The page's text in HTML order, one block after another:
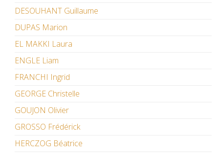
DESOUHANT Guillaume
DUPAS Marion
EL MAKKI Laura
ENGLE Liam
FRANCHI Ingrid
GEORGE Christelle
GOUJON Olivier
GROSSO Frédérick
HERCZOG Béatrice